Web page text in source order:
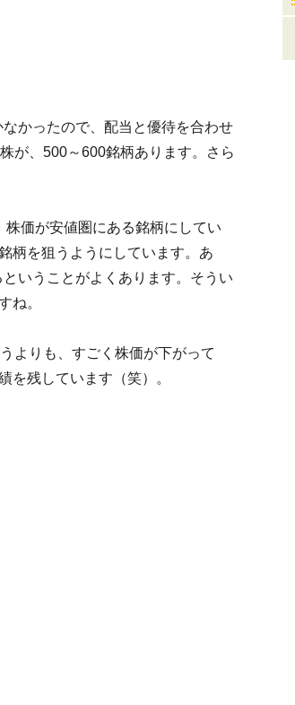
かったので、配当と優待を合わせ
が、500～600銘柄あります。さら
価が安値圏にある銘柄にしてい
柄を狙うようにしています。あ
いうことがよくあります。そうい
ね。
よりも、すごく株価が下がって
を残しています（笑）。